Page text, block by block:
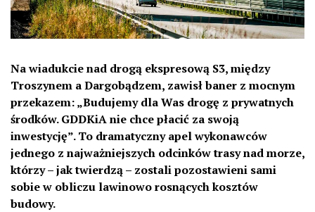
Na wiadukcie nad drogą ekspresową S3, między
Troszynem a Dargobądzem, zawisł baner z mocnym
przekazem: „Budujemy dla Was drogę z prywatnych
środków. GDDKiA nie chce płacić za swoją
inwestycję”. To dramatyczny apel wykonawców
jednego z najważniejszych odcinków trasy nad morze,
którzy – jak twierdzą – zostali pozostawieni sami
sobie w obliczu lawinowo rosnących kosztów
budowy.